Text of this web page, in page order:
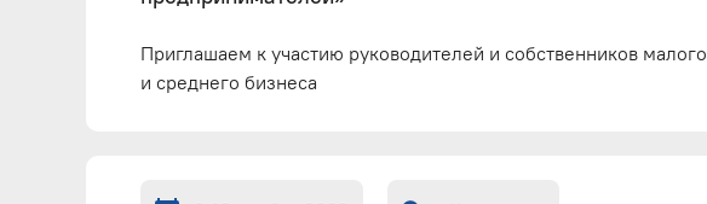
Приглашаем к участию руководителей и собственников малого
и среднего бизнеса